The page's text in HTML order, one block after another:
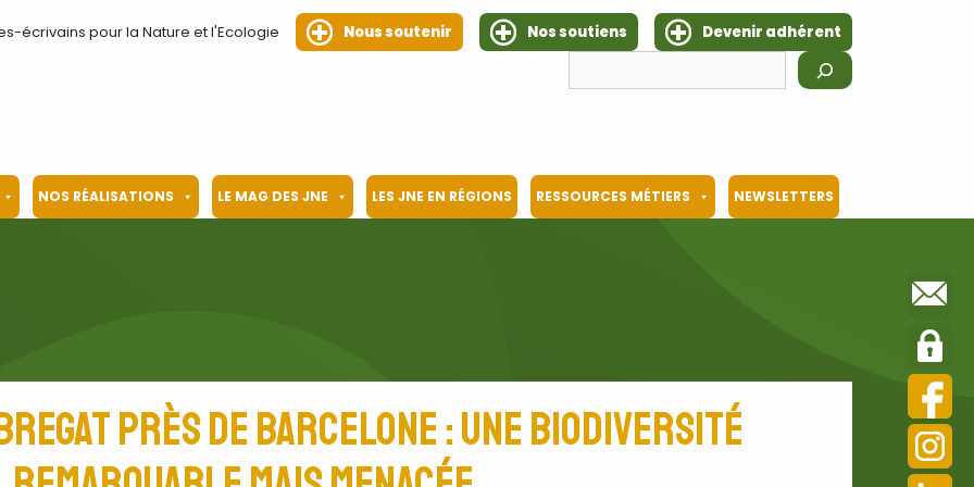
écrivains pour la Nature et l'Ecologie Nous soutenir Nos soutiens
Devenir adhérent
NOS RÉALISATIONS LE MAG DES JNE LES JNE EN RÉGIONS RESSOURCES MÉTIERS NEWSLETTERS
près de Barcelone : une biodiversité